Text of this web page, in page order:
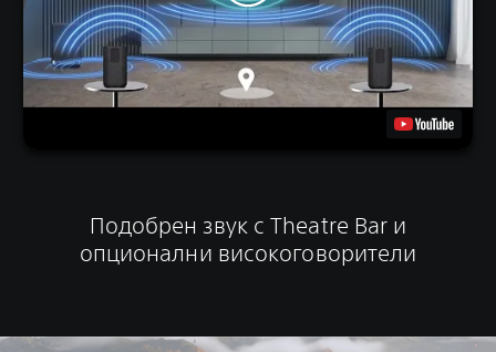
Подобрен звук с Theatre Bar и
опционални високоговорители